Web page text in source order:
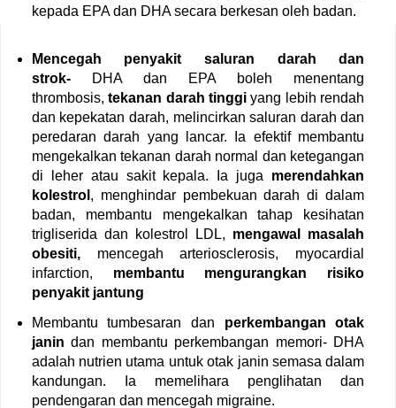
kepada EPA dan DHA secara berkesan oleh badan.
Mencegah penyakit saluran darah dan
strok-DHA dan EPA boleh menentang
thrombosis,tekanan darah tinggiyang lebih rendah
dan kepekatan darah, melincirkan saluran darah dan
peredaran darah yang lancar. Ia efektif membantu
mengekalkan tekanan darah normal dan ketegangan
di leher atau sakit kepala. Ia juga merendahkan
kolestrol , menghindar pembekuan darah di dalam
badan, membantu mengekalkan tahap kesihatan
trigliserida dan kolestrol LDL, mengawal masalah
obesiti, mencegah arteriosclerosis, myocardial
infarction, membantu mengurangkan risiko
penyakit jantung
Membantu tumbesaran dan perkembangan otak
janindan membantu perkembangan memori- DHA
adalah nutrien utama untuk otak janin semasa dalam
kandungan. Ia memelihara penglihatan dan
pendengaran dan mencegah migraine.